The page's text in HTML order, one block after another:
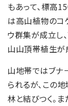
もあって、標高
は高山植物のコ
ウ群集が成立し
山山頂帯植生が
山地帯ではブナ
られるが、この
林と結びつく。